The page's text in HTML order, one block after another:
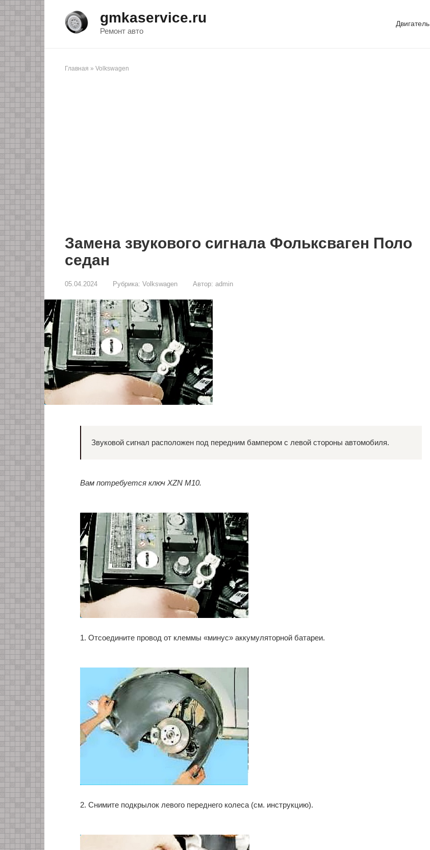
Перейти
к
контенту
gmkaservice.ru
Ремонт авто
Двигатель
Главная » Volkswagen
Замена звукового сигнала Фольксваген Поло
седан
05.04.2024 Рубрика: Volkswagen Автор: admin
Звуковой сигнал расположен под передним бампером с левой стороны автомобиля.
Вам потребуется ключ XZN М10.
1. Отсоедините провод от клеммы «минус» аккумуляторной батареи.
2. Снимите подкрылок левого переднего колеса (см. инструкцию).